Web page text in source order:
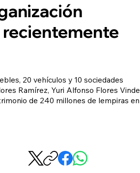
20 vehículos y 10 sociedades
Ramírez, Yuri Alfonso Flores
de 240 millones de lempiras en